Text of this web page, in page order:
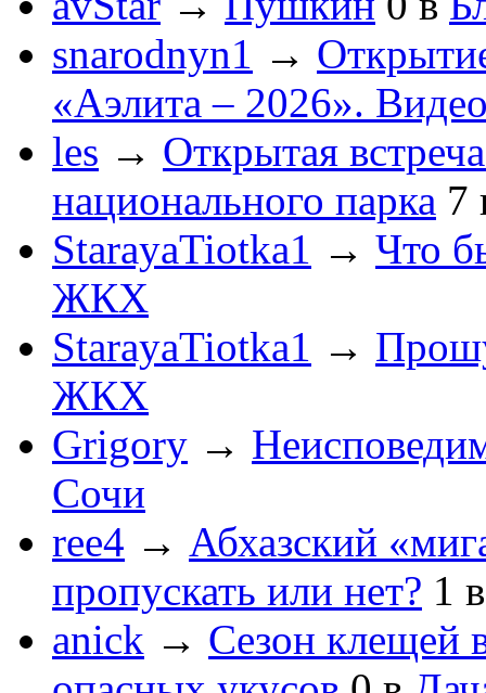
snarodnyn1 →
«Аэлита – 2026».
les → Открытая
национального парка 7
StarayaTiotka1 → Что
ЖКХ
StarayaTiotka1 →
ЖКХ
Grigory →
Сочи
ree4 → Абхазский
пропускать или нет? 1
anick → Сезон клещей